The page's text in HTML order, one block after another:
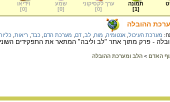
תמונה
[
1
]
ערך לקסיקוני
[
0
]
שמע
[
0
]
וידיאו
[
0
]
ההובלה
מערכת העיכול אנטומיה מוח לב דם מערכת הדם כבד ריאות
- פרק מתוך אתר "לב וליבה" המתאר את התפקידים
האדם > הלב ומערכת ההובלה